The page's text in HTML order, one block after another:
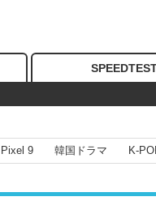
9 韓国ドラマ K-